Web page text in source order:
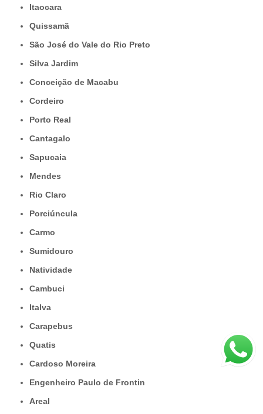
Itaocara
Quissamã
São José do Vale do Rio Preto
Silva Jardim
Conceição de Macabu
Cordeiro
Porto Real
Cantagalo
Sapucaia
Mendes
Rio Claro
Porciúncula
Carmo
Sumidouro
Natividade
Cambuci
Italva
Carapebus
Quatis
Cardoso Moreira
Engenheiro Paulo de Frontin
Areal